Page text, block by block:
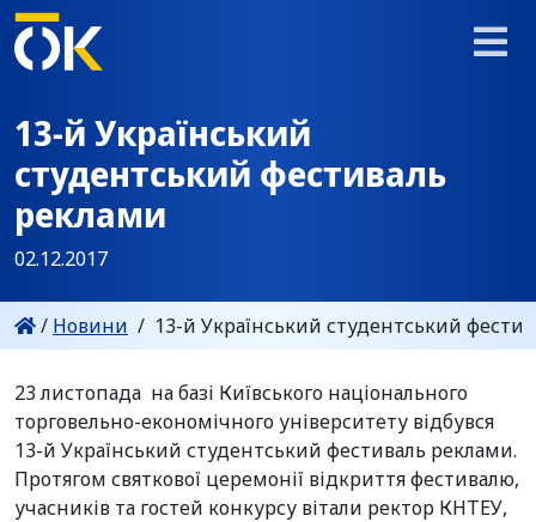
13-й Український
студентський фестиваль
реклами
02.12.2017
/ Новини / 13-й Український студентський
23 листопада на базі Київського національного
торговельно-економічного університету відбувся
13-й Український студентський фестиваль реклами.
Протягом святкової церемонії відкриття фестивалю,
учасників та гостей конкурсу вітали ректор КНТЕУ,